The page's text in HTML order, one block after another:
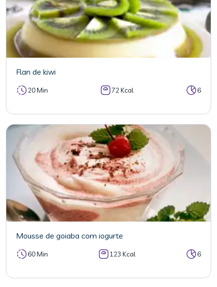
Flan de kiwi
20 Min 72 Kcal 6
Mousse de goiaba com iogurte
60 Min 123 Kcal 6